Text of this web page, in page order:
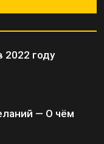
году
— О чём